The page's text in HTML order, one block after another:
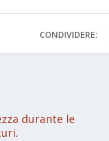
CONDIVIDERE:
durante le